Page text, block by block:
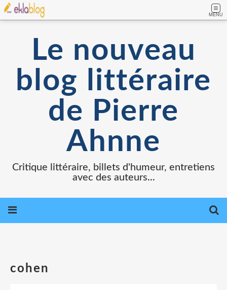
MENU
Le nouveau
blog littéraire
de Pierre
Ahnne
Critique littéraire, billets d'humeur, entretiens
avec des auteurs...
cohen